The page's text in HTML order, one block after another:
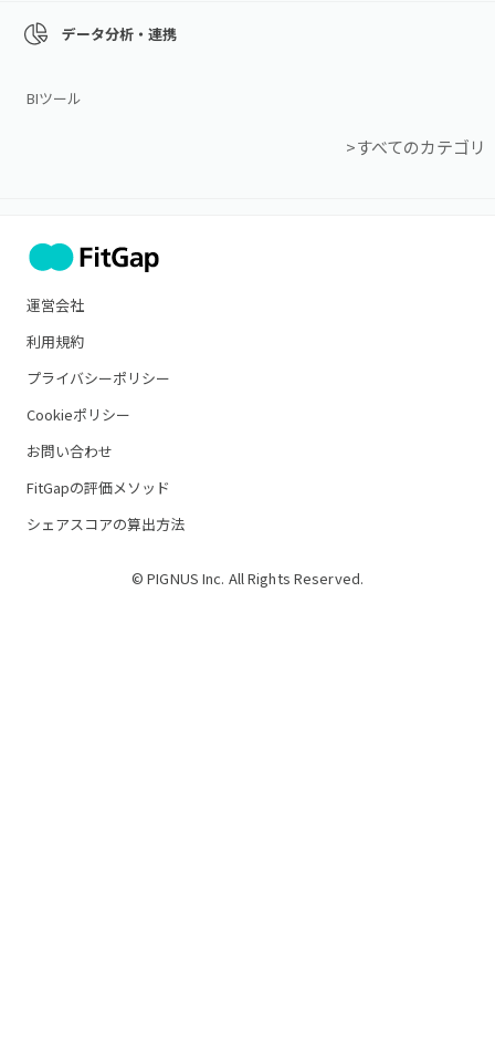
データ分析・連携
BIツール
>すべてのカテゴリ
運営会社
利用規約
プライバシーポリシー
Cookieポリシー
お問い合わせ
FitGapの評価メソッド
シェアスコアの算出方法
© PIGNUS Inc. All Rights Reserved.